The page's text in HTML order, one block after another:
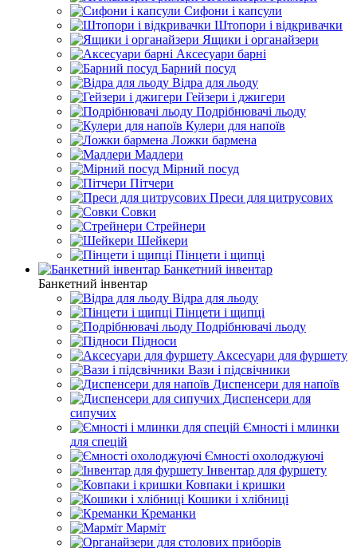
Сифони і капсули
Штопори і відкривачки
Ящики і органайзери
Аксесуари барні
Барний посуд
Відра для льоду
Гейзери і джигери
Подрібнювачі льоду
Кулери для напоїв
Ложки бармена
Мадлери
Мірний посуд
Пітчери
Преси для цитрусових
Совки
Стрейнери
Шейкери
Пінцети і щипці
Банкетний інвентар
Банкетний інвентар
Відра для льоду
Пінцети і щипці
Подрібнювачі льоду
Підноси
Аксесуари для фуршету
Вази і підсвічники
Диспенсери для напоїв
Диспенсери для
сипучих
Ємності і млинки
для спецій
Ємності охолоджуючі
Інвентар для фуршету
Ковпаки і кришки
Кошики і хлібниці
Креманки
Марміт